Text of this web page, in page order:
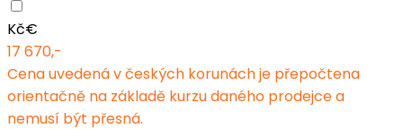
Kč€
17 670,-
Cena uvedená v českých korunách je přepočtena
orientačně na základě kurzu daného prodejce a
nemusí být přesná.